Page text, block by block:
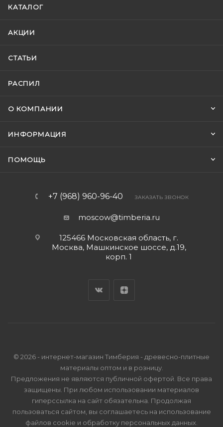
КАТАЛОГ
АКЦИИ
СТАТЬИ
РАСПИЛ
О КОМПАНИИ
ИНФОРМАЦИЯ
ПОМОЩЬ
+7 (968) 960-96-40 ЗАКАЗАТЬ ЗВОНОК
moscow@timberia.ru
125466 Московская область, г.
Москва, Машкинское шоссе, д.19,
корп. 1
© 2026 - интернет-магазин Тимберия - древесно-плитные
материалы оптом и в розницу.
Предложения не являются публичной офертой. Все права
защищены. При любом использовании материалов
гиперссылка на сайт обязательна. Продолжая
пользоваться сайтом, вы соглашаетесь на использование
файлов cookie и обработку персональных данных